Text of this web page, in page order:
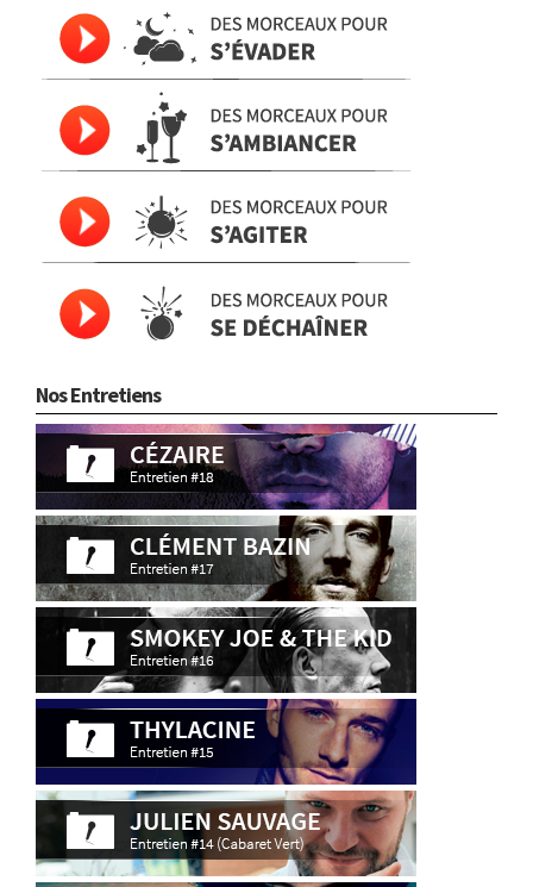
Nos Entretiens